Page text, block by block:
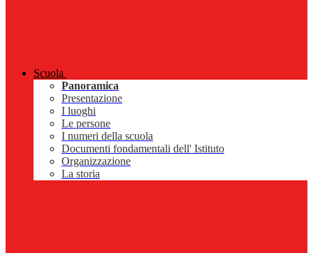
Scuola
Panoramica
Presentazione
I luoghi
Le persone
I numeri della scuola
Documenti fondamentali dell' Istituto
Organizzazione
La storia